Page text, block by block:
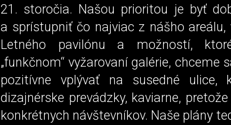
21. storočia. Našou prioritou je byť
a sprístupniť čo najviac z nášho areálu,
Letného pavilónu a možností,
„funkčnom“ vyžarovaní galérie, chceme
pozitívne vplývať na susedné
dizajnérske prevádzky, kaviarne,
konkrétnych návštevníkov. Naše plány